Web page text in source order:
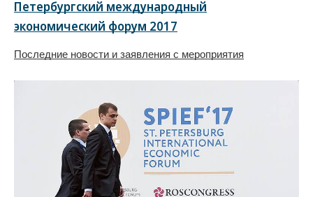
Петербургский международный
экономический форум 2017
Последние новости и заявления с мероприятия